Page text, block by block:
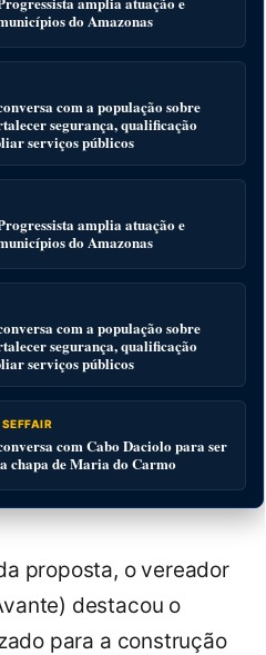
do Amazonas
com a população sobre
segurança, qualificação
serviços públicos
amplia atuação e
do Amazonas
com a população sobre
segurança, qualificação
serviços públicos
com Cabo Daciolo para ser
chapa de Maria do Carmo
proposta, o vereador
destacou o
para a construção